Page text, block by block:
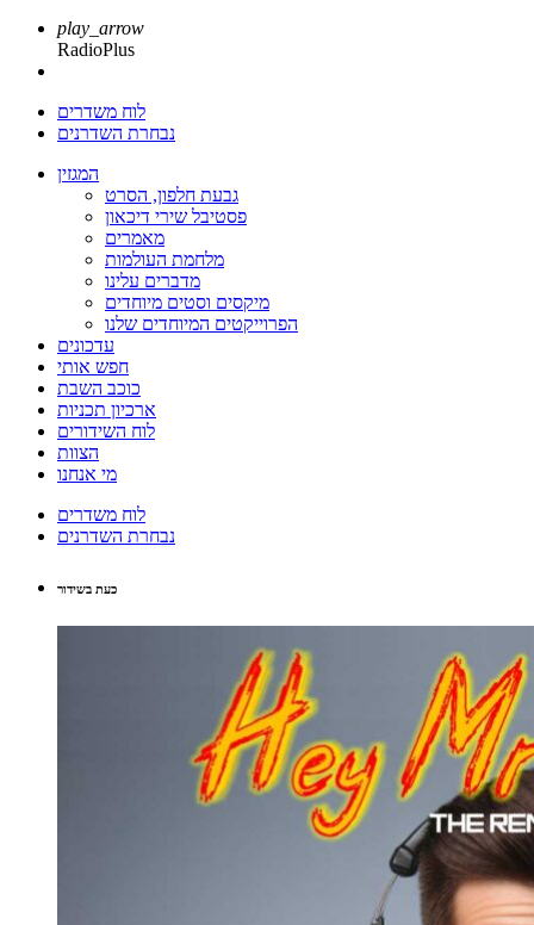
play_arrow
RadioPlus
לוח משדרים
נבחרת השדרנים
המגזין
גבעת חלפון, הסרט
פסטיבל שירי דיכאון
מאמרים
מלחמת העולמות
מדברים עלינו
מיקסים וסטים מיוחדים
הפרוייקטים המיוחדים שלנו
עדכונים
חפש אותי
כוכב השבת
ארכיון תכניות
לוח השידורים
הצוות
מי אנחנו
לוח משדרים
נבחרת השדרנים
כעת בשידור